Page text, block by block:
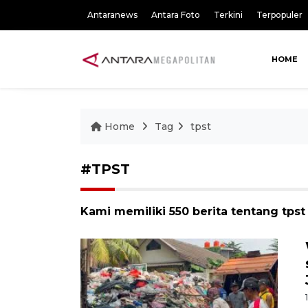
Antaranews Antara Foto Terkini Terpopuler
HOME
Home Tag tpst
#TPST
Kami memiliki 550 berita tentang tpst